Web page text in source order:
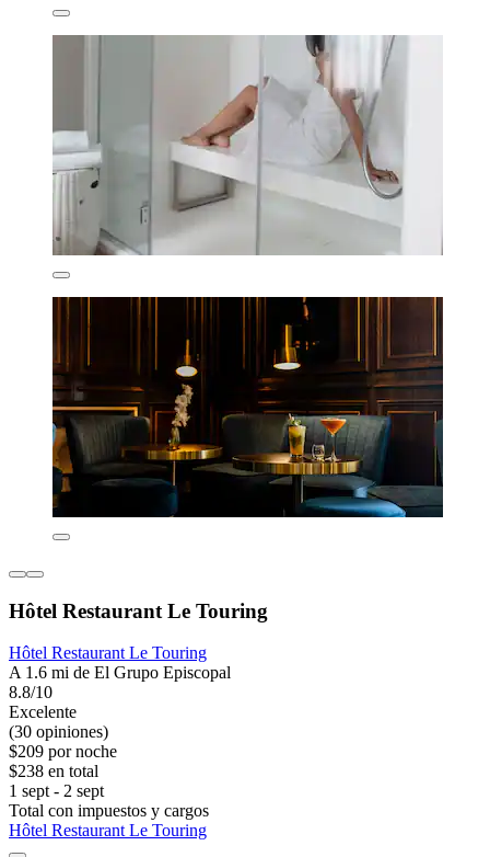
Hôtel Restaurant Le Touring
Hôtel Restaurant Le Touring
A 1.6 mi de El Grupo Episcopal
8.8/10
Excelente
(30 opiniones)
$209 por noche
$238 en total
1 sept - 2 sept
Total con impuestos y cargos
Hôtel Restaurant Le Touring